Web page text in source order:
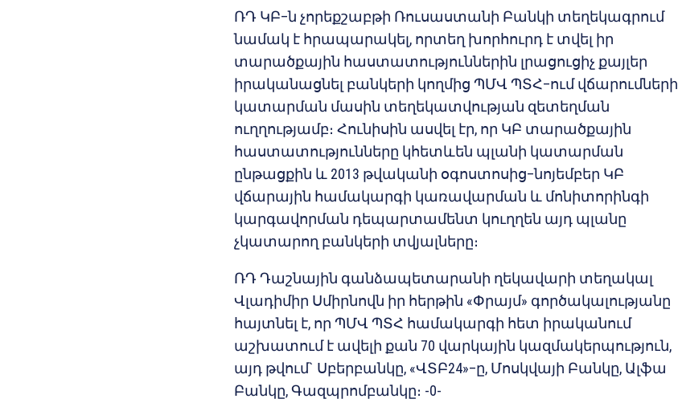
ՌԴ ԿԲ–ն չորեքշաբթի Ռուսաստանի Բանկի տեղեկագրում
նամակ է հրապարակել, որտեղ խորհուրդ է տվել իր
տարածքային հաստատություններին լրացուցիչ քայլեր
իրականացնել բանկերի կողմից ՊՄՎ ՊՏՀ–ում վճարումների
կատարման մասին տեղեկատվության զետեղման
ուղղությամբ։ Հունիսին ասվել էր, որ ԿԲ տարածքային
հաստատությունները կհետևեն պլանի կատարման
ընթացքին և 2013 թվականի օգոստոսից–նոյեմբեր ԿԲ
վճարային համակարգի կառավարման և մոնիտորինգի
կարգավորման դեպարտամենտ կուղղեն այդ պլանը
չկատարող բանկերի տվյալները։
ՌԴ Դաշնային գանձապետարանի ղեկավարի տեղակալ
Վլադիմիր Սմիրնովն իր հերթին «Փրայմ» գործակալությանը
հայտնել է, որ ՊՄՎ ՊՏՀ համակարգի հետ իրականում
աշխատում է ավելի քան 70 վարկային կազմակերպություն,
այդ թվում` Սբերբանկը, «ՎՏԲ24»–ը, Մոսկվայի Բանկը, Ալֆա
Բանկը, Գազպրոմբանկը։ -0-